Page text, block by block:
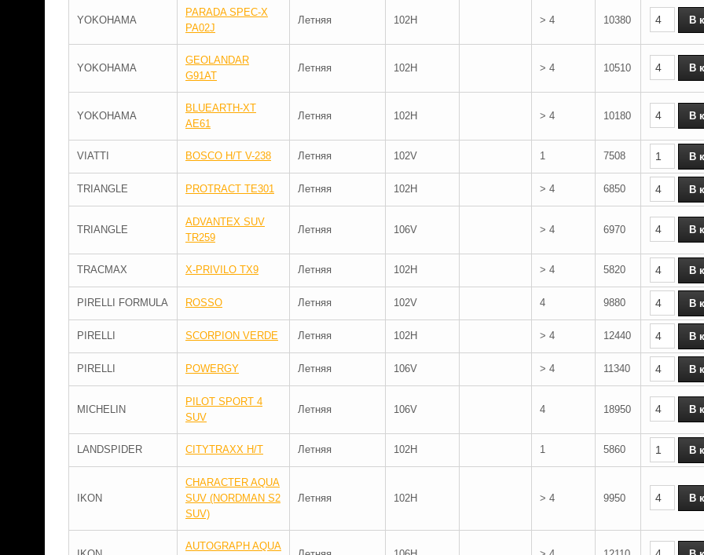
YOKOHAMA
PARADA SPEC-X
PA02J
Летняя 102H > 4 10380
YOKOHAMA
GEOLANDAR
G91AT
Летняя 102H > 4 10510
YOKOHAMA
BLUEARTH-XT
AE61
Летняя 102H > 4 10180
VIATTI BOSCO H/T V-238 Летняя 102V 1 7508
TRIANGLE PROTRACT TE301 Летняя 102H > 4 6850
TRIANGLE
ADVANTEX SUV
TR259
Летняя 106V > 4 6970
TRACMAX X-PRIVILO TX9 Летняя 102H > 4 5820
PIRELLI FORMULA ROSSO Летняя 102V 4 9880
PIRELLI SCORPION VERDE Летняя 102H > 4 12440
PIRELLI POWERGY Летняя 106V > 4 11340
MICHELIN
PILOT SPORT 4
SUV
Летняя 106V 4 18950
LANDSPIDER CITYTRAXX H/T Летняя 102H 1 5860
IKON
CHARACTER AQUA
SUV (NORDMAN S2
SUV)
Летняя 102H > 4 9950
AUTOGRAPH AQUA